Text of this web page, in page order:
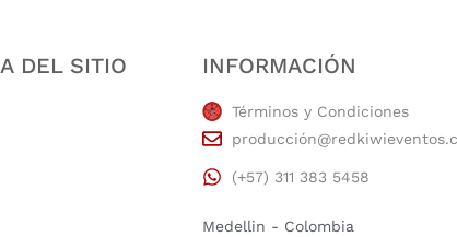
DEL SITIO INFORMACIÓN
Términos y Condiciones
(+57) 311 383 5458
Medellin - Colombia